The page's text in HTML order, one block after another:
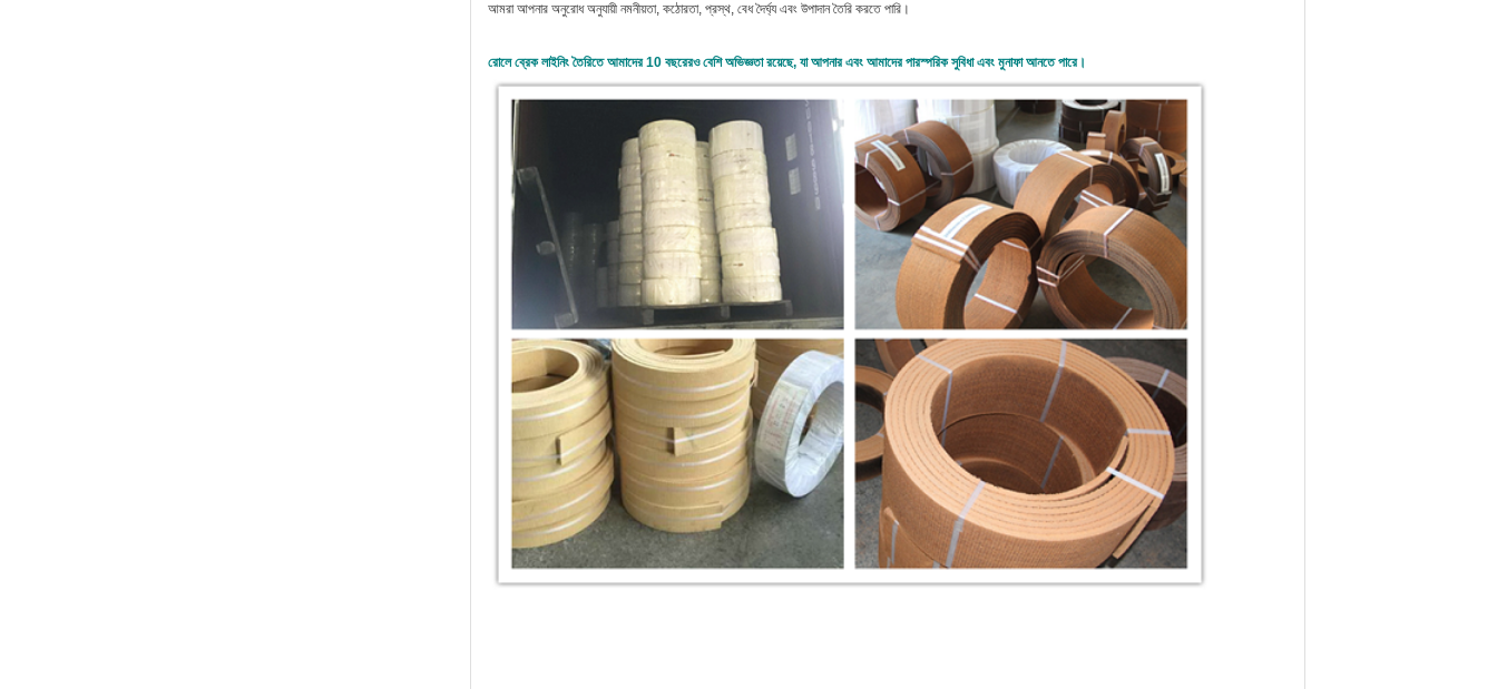
আমরা আপনার অনুরোধ অনুযায়ী নমনীয়তা, কঠোরতা, প্রস্থ, বেধ দৈর্ঘ্য এবং উপাদান তৈরি করতে পারি।
রোলে ব্রেক লাইনিং তৈরিতে আমাদের 10 বছরেরও বেশি অভিজ্ঞতা রয়েছে, যা আপনার এবং আমাদের পারস্পরিক সুবিধা এবং মুনাফা আনতে পারে।